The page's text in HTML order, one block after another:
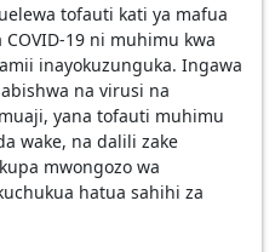
tofauti kati ya mafua
19 ni muhimu kwa
inayokuzunguka. Ingawa
na virusi na
yana tofauti muhimu
wake, na dalili zake
mwongozo wa
hatua sahihi za